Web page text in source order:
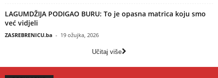
LAGUMDŽIJA PODIGAO BURU: To je opasna matrica koju smo
već vidjeli
ZASREBRENICU.ba - 19 ožujka, 2026
Učitaj više